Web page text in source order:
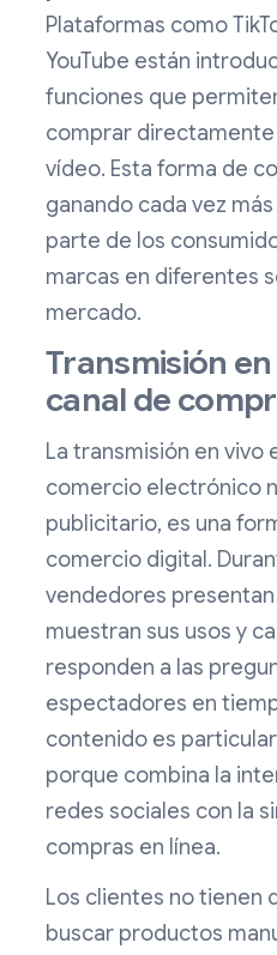
Plataformas como
YouTube están
funciones que
comprar directamente
vídeo. Esta forma de
ganando cada vez
parte de los
marcas en diferentes
mercado.
Transmisión
canal de
La transmisión en vivo
comercio electrónico
publicitario, es una
comercio digital.
vendedores
muestran sus usos y
responden a las
espectadores en
contenido es
porque combina la
redes sociales con la
compras en línea.
Los clientes no tienen
buscar productos